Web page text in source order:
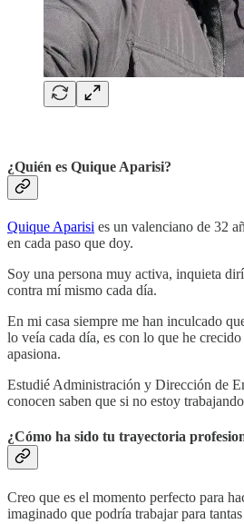
¿Quién es Quique Aparisi?
Quique Aparisi es un valenciano de 32
en cada paso que doy.
Soy una persona muy activa, inquieta
contra mí mismo cada día.
En mi casa siempre me han inculcado
lo veía cada día, es con lo que he
apasiona.
Estudié Administración y Dirección de
conocen saben que si no estoy
¿Cómo ha sido tu trayectoria
Creo que es el momento perfecto para
imaginado que podría trabajar para